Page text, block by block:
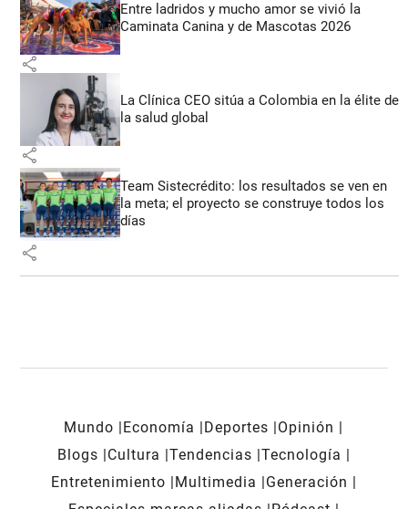
Entre ladridos y mucho amor se vivió la
Caminata Canina y de Mascotas 2026
share
La Clínica CEO sitúa a Colombia en la élite de
la salud global
share
Team Sistecrédito: los resultados se ven en
la meta; el proyecto se construye todos los
días
share
Mundo Economía Deportes
Opinión
Blogs
Cultura Tendencias Tecnología
Entretenimiento
Multimedia
Generación